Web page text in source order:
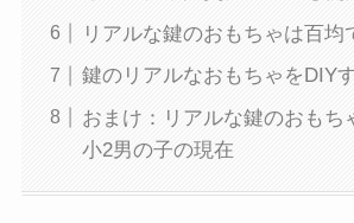
リアルな鍵のおもちゃは百均
鍵のリアルなおもちゃをDIY
おまけ：リアルな鍵のおもち
小2男の子の現在